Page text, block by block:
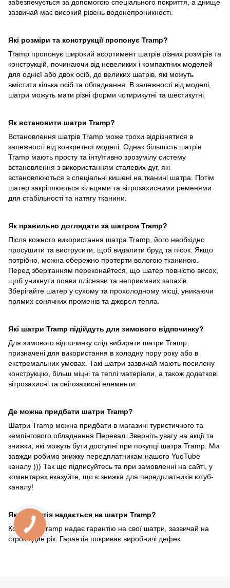
забезпечується за допомогою спеціального покриття, а днище
зазвичай має високий рівень водонепроникності.
Які розміри та конструкції пропонує Tramp?
Tramp пропонує широкий асортимент шатрів різних розмірів та
конструкцій, починаючи від невеликих і компактних моделей
для однієї або двох осіб, до великих шатрів, які можуть
вмістити кілька осіб та обладнання. В залежності від моделі,
шатри можуть мати різні форми чотирикутні та шестикутні.
Як встановити шатри Tramp?
Встановлення шатрів Tramp може трохи відрізнятися в
залежності від конкретної моделі. Однак більшість шатрів
Tramp мають просту та інтуїтивно зрозумілу систему
встановлення з використанням сталевих дуг, які
встановлюються в спеціальні кишені на тканині шатра. Потім
шатер закріплюється кільцями та вітрозахисними ременями
для стабільності та натягу тканини.
Як правильно доглядати за шатром Tramp?
Після кожного використання шатра Tramp, його необхідно
просушити та виструсити, щоб видалити бруд та пісок. Якщо
потрібно, можна обережно протерти вологою тканиною.
Перед зберіганням переконайтеся, що шатер повністю висох,
щоб уникнути появи плісняви та неприємних запахів.
Зберігайте шатер у сухому та прохолодному місці, уникаючи
прямих сонячних променів та джерел тепла.
Які шатри Tramp підійдуть для зимового відпочинку?
Для зимового відпочинку слід вибирати шатри Tramp,
призначені для використання в холодну пору року або в
екстремальних умовах. Такі шатри зазвичай мають посилену
конструкцію, більш міцні та теплі матеріали, а також додаткові
вітрозахисні та снігозахисні елементи.
Де можна придбати шатри Tramp?
Шатри Tramp можна придбати в магазині туристичного та
кемпінгового обладнання Перевал. Зверніть увагу на акції та
знижки, які можуть бути доступні при покупці шатра Tramp. Ми
завжди робимо знижку передплатникам нашого YuoTube
каналу ))) Так що підписуйтесь та при замовленні на сайті, у
коментарях вказуйте, що є знижка для передплатників ютуб-
каналу!
Яка гарантія надається на шатри Tramp?
Компанія Tramp надає гарантію на свої шатри, зазвичай на
строк один рік. Гарантія покриває виробничі дефек